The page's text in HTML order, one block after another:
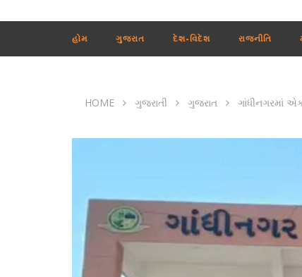
હોમ ગુજરાત દેશ-વિદેશ રાજનીતિ
HOME ગુજરાતી ગુજરાત ગાંધીનગરમાં એક